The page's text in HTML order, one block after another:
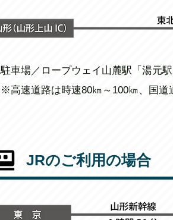
駐車場／ロープウェイ山麓駅「湯元
※高速道路は時速80㎞～100㎞、国道
JRのご利用の場合